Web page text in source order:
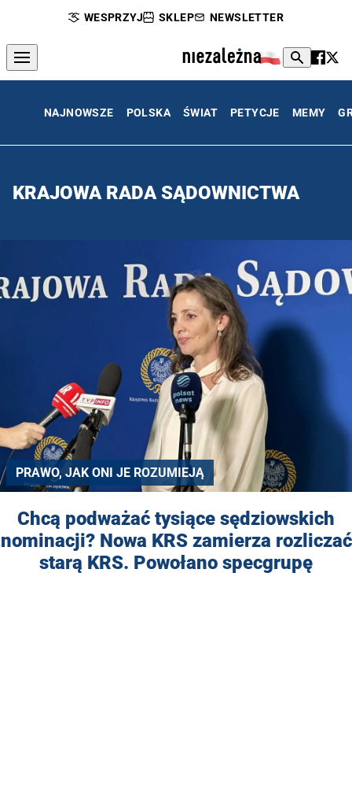
WESPRZYJ SKLEP NEWSLETTER
NAJNOWSZE POLSKA ŚWIAT PETYCJE MEMY
KRAJOWA RADA SĄDOWNICTWA
PRAWO, JAK ONI JE ROZUMIEJĄ
Chcą podważać tysiące sędziowskich
nominacji? Nowa KRS zamierza rozliczać
starą KRS. Powołano specgrupę